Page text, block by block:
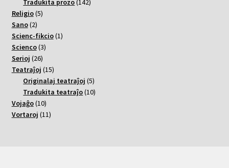
Tradukita prozo 142
Religio 55
Sano 22
varoj
Scienc-fikcio 11
Scienco 33
Serioj 2626
varoj
Teatraĵoj 1515
varoj
Originalaj teatraĵoj 55
varoj
Tradukita teatraĵo 1010
Vojaĝo 1010
varoj
Vortaroj 1111